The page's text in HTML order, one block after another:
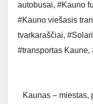
autobusai, #Kauno
#Kauno viešasis
tvarkaraščiai,
#transportas Kaune,
Kaunas – miestas,